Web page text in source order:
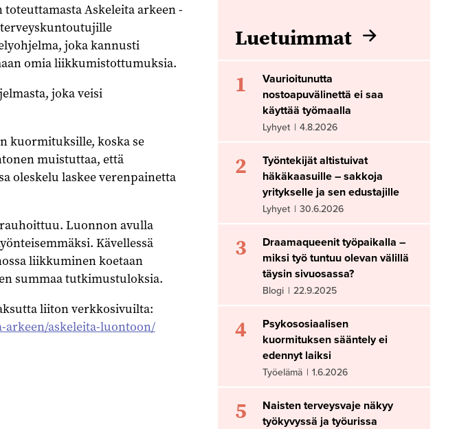
Askeleita arkeen -
joka kannusti
omia liikkumistottumuksia.
joka veisi
kuormituksille, koska se
muistuttaa, että
oleskelu laskee verenpainetta
Luonnon avulla
Kävellessä
liikkuminen koetaan
summaa tutkimustuloksia.
liiton verkkosivuilta:
askeleita-luontoon/
Luetuimmat
1
Vaurioitunutta
nostoapuvälinettä ei saa
käyttää työmaalla
Lyhyet | 4.8.2026
2
Työntekijät altistuivat
häkäkaasuille – sakkoja
yritykselle ja sen edustajille
Lyhyet | 30.6.2026
3
Draamaqueenit työpaikalla –
miksi työ tuntuu olevan välillä
täysin sivuosassa?
Blogi | 22.9.2025
4
Psykososiaalisen
kuormituksen sääntely ei
edennyt laiksi
Työelämä | 1.6.2026
5
Naisten terveysvaje näkyy
työkyvyssä ja työurissa